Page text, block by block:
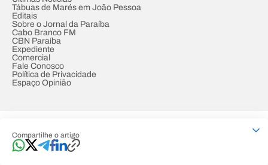
Compartilhe o artigo
Tábuas de Marés em João Pessoa
Editais
Sobre o Jornal da Paraíba
Cabo Branco FM
CBN Paraíba
Expediente
Comercial
Fale Conosco
Política de Privacidade
Espaço Opinião
Developed by Designed by